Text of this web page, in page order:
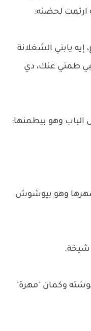
ارتمت لحضنه:
يابني الشغلانة
طمني عنك، دي
الباب وهو بيطمنها:
وهو بيوشوش
شيخة.
وكمان "مهرة"